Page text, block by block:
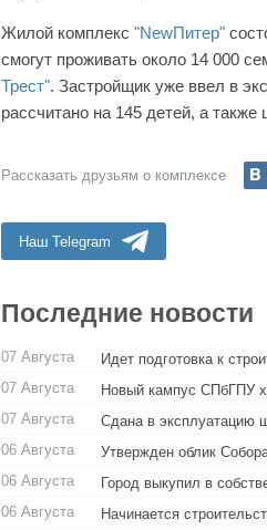
Жилой комплекс "NewПитер"
смогут проживать около 14 000
Трест". Застройщик уже ввел в
рассчитано на 145 детей, а
Рассказать друзьям о комплексе
Наш Telegram
Последние новости
07 Августа
Идет подготовка к
07 Августа
Новый кампус СПбГПУ
07 Августа
Сдана в эксплуатацию
06 Августа
Утвержден облик
06 Августа
Город выкупил в
06 Августа
Начинается